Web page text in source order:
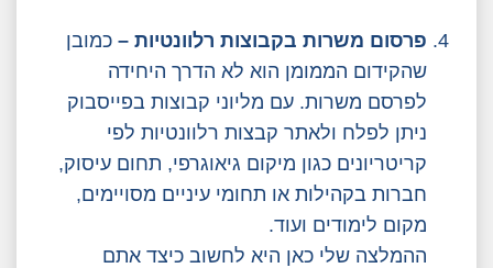
פרסום משרות בקבוצות רלוונטיות – כמובן
שהקידום הממומן הוא לא הדרך היחידה
לפרסם משרות. עם מליוני קבוצות בפייסבוק
ניתן לפלח ולאתר קבצות רלוונטיות לפי
קריטריונים כגון מיקום גיאוגרפי, תחום עיסוק,
חברות בקהילות או תחומי עיניים מסויימים,
מקום לימודים ועוד.
ההמלצה שלי כאן היא לחשוב כיצד אתם